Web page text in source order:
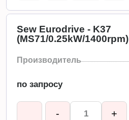
Sew Eurodrive - K37
(MS71/0.25kW/1400rpm)
Производитель
по запросу
- +